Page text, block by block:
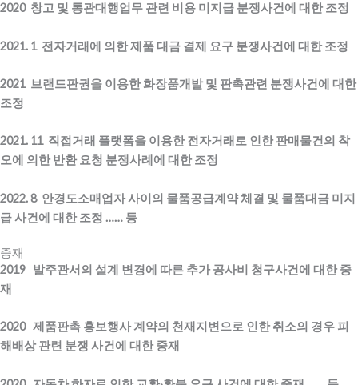
2020 창고 및 통관대행업무 관련 비용 미지급 분쟁사건에 대한 조정
2021. 1 전자거래에 의한 제품 대금 결제 요구 분쟁사건에 대한 조정
2021 브랜드판권을 이용한 화장품개발 및 판촉관련 분쟁사건에 대한
조정
2021. 11 직접거래 플랫폼을 이용한 전자거래로 인한 판매물건의 착
오에 의한 반환 요청 분쟁사례에 대한 조정
2022. 8 안경도소매업자 사이의 물품공급계약 체결 및 물품대금 미지
급 사건에 대한 조정 …… 등
중재
2019 발주관서의 설계 변경에 따른 추가 공사비 청구사건에 대한 중
재
2020 제품판촉 홍보행사 계약의 천재지변으로 인한 취소의 경우 피
해배상 관련 분쟁 사건에 대한 중재